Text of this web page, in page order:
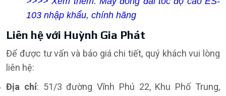
103 nhập khẩu, chính hãng
Liên hệ với Huỳnh Gia Phát
Để được tư vấn và báo giá chi tiết, quý khách vui lòng
liên hệ:
Địa chỉ: 51/3 đường Vĩnh Phú 22, Khu Phố Trung,